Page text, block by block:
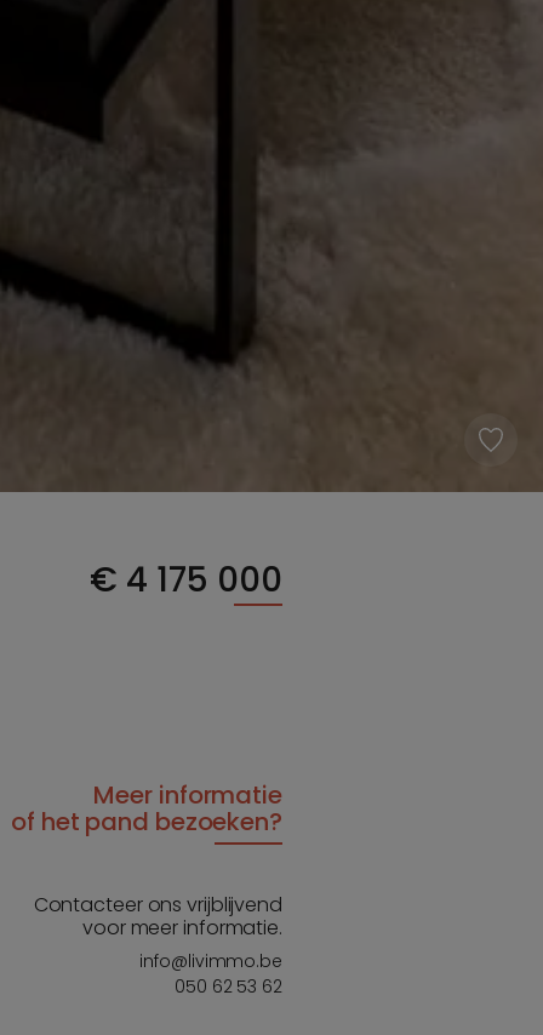
€ 4 175 000
Meer informatie
of het pand bezoeken?
Contacteer ons vrijblijvend
voor meer informatie.
info@livimmo.be
050 62 53 62